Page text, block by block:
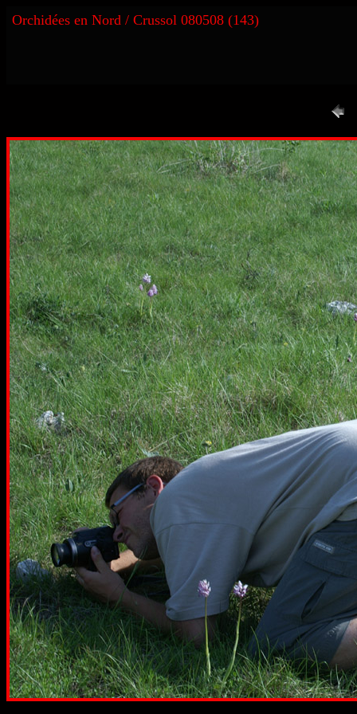
Orchidées en Nord / Crussol 080508 (143)